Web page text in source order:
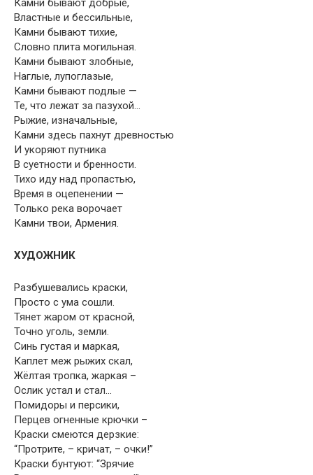
Камни бывают добрые,
Властные и бессильные,
Камни бывают тихие,
Словно плита могильная.
Камни бывают злобные,
Наглые, лупоглазые,
Камни бывают подлые —
Те, что лежат за пазухой…
Рыжие, изначальные,
Камни здесь пахнут древностью
И укоряют путника
В суетности и бренности.
Тихо иду над пропастью,
Время в оцепенении —
Только река ворочает
Камни твои, Армения.
ХУДОЖНИК
Разбушевались краски,
Просто с ума сошли.
Тянет жаром от красной,
Точно уголь, земли.
Синь густая и маркая,
Каплет меж рыжих скал,
Жёлтая тропка, жаркая –
Ослик устал и стал…
Помидоры и персики,
Перцев огненные крючки –
Краски смеются дерзкие:
“Протрите, – кричат, – очки!”
Краски бунтуют: “Зрячие